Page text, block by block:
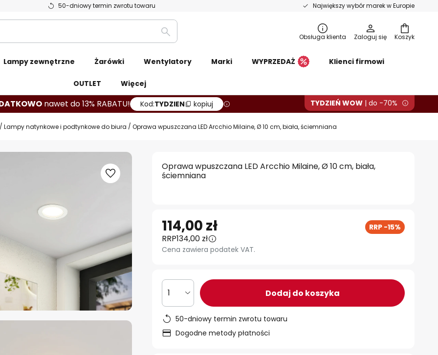
50-dniowy termin zwrotu towaru Największy wybór marek w Europie
Koszyk
Szukaj
Obsługa klienta Zaloguj się
Lampy zewnętrzne Żarówki Wentylatory Marki WYPRZEDAŻ Klienci firmowi
OUTLET Więcej
nawet do 13% RABATU! Kod:TYDZIEN kopiuj TYDZIEŃ WOW | do -70%
Lampy natynkowe i podtynkowe do biura Oprawa wpuszczana LED Arcchio Milaine, Ø 10 cm, biała, ściemniana
Oprawa wpuszczana LED Arcchio Milaine, Ø 10 cm, biała,
ściemniana
114,00 zł RRP -15%
RRP134,00 zł
Cena zawiera podatek VAT.
1 Dodaj do koszyka
50-dniowy termin zwrotu towaru
Dogodne metody płatności